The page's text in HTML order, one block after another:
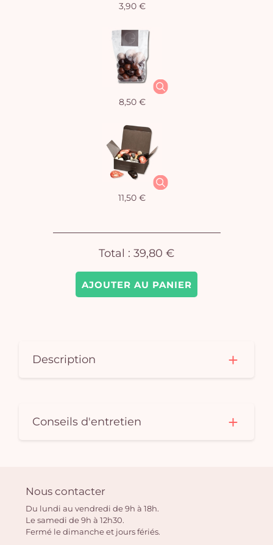
AJOUTER AU PANIER
3,90 €
8,50 €
11,50 €
Total : 39,80 €
Description
Conseils d'entretien
Nous contacter
Du lundi au vendredi de 9h à 18h.
Le samedi de 9h à 12h30.
Fermé le dimanche et jours fériés.